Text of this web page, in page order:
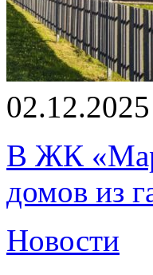
02.12.2025
В ЖК
домов из
Новости